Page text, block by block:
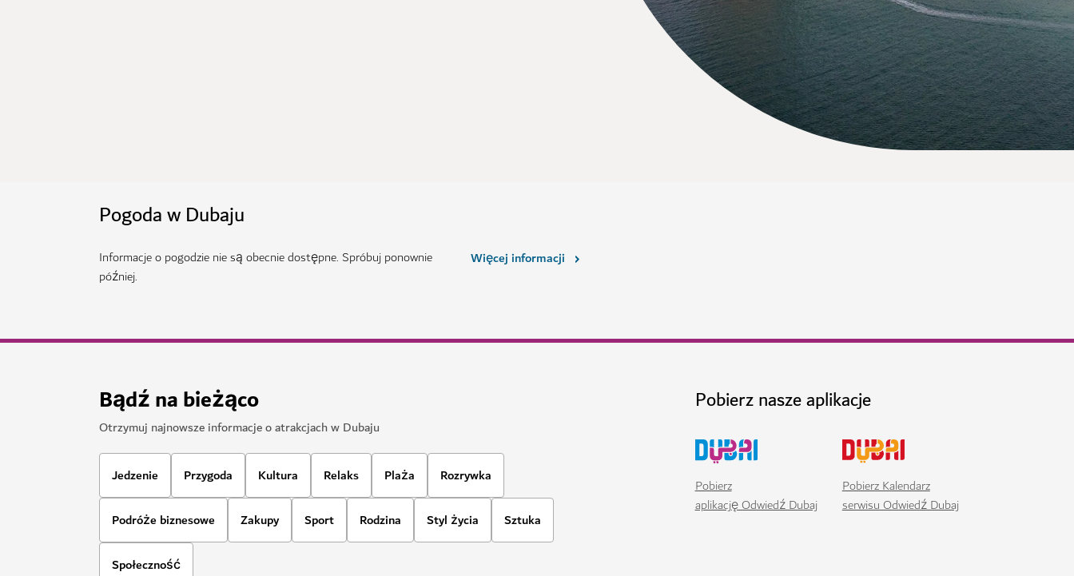
Pogoda w Dubaju
Informacje o pogodzie nie są obecnie dostępne. Spróbuj ponownie
później.
Więcej informacji
Bądź na bieżąco
Otrzymuj najnowsze informacje o atrakcjach w Dubaju
Jedzenie Przygoda Kultura Relaks Plaża Rozrywka
Podróże biznesowe Zakupy Sport Rodzina Styl życia Sztuka
Społeczność
Pobierz nasze aplikacje
Pobierz
aplikację Odwiedź Dubaj
Pobierz Kalendarz
serwisu Odwiedź Dubaj